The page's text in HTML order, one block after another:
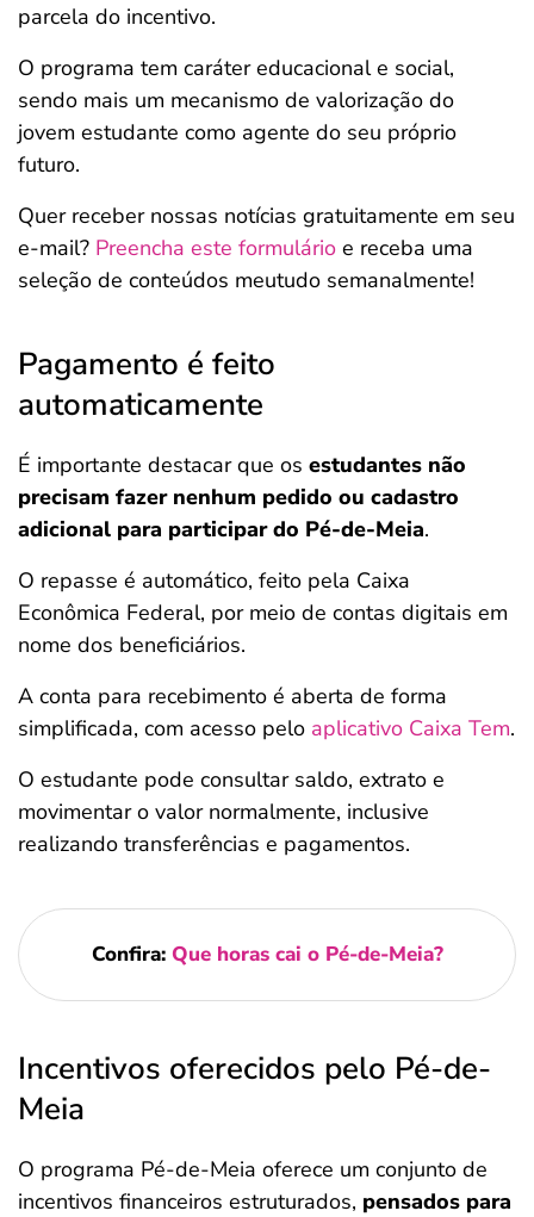
parcela do incentivo.
O programa tem caráter educacional e social,
sendo mais um mecanismo de valorização do
jovem estudante como agente do seu próprio
futuro.
Quer receber nossas notícias gratuitamente em seu
e-mail? Preencha este formulário e receba uma
seleção de conteúdos meutudo semanalmente!
Pagamento é feito
automaticamente
É importante destacar que os estudantes não
precisam fazer nenhum pedido ou cadastro
adicional para participar do Pé-de-Meia.
O repasse é automático, feito pela Caixa
Econômica Federal, por meio de contas digitais em
nome dos beneficiários.
A conta para recebimento é aberta de forma
simplificada, com acesso pelo aplicativo Caixa Tem.
O estudante pode consultar saldo, extrato e
movimentar o valor normalmente, inclusive
realizando transferências e pagamentos.
Confira: Que horas cai o Pé-de-Meia?
Incentivos oferecidos pelo Pé-de-
Meia
O programa Pé-de-Meia oferece um conjunto de
incentivos financeiros estruturados, pensados para